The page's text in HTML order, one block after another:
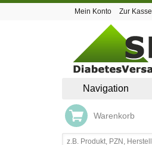
Mein Konto Zur Kasse
Navigation
Warenkorb